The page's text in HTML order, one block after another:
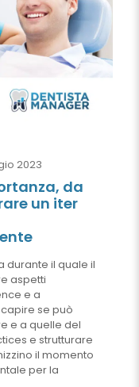
2023
da
un iter
durante il quale il
aspetti
e a
se può
e a quelle del
e strutturare
il momento
per la